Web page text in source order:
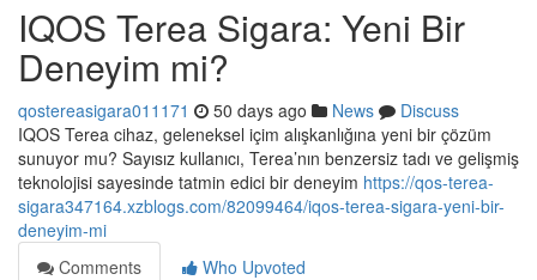
IQOS Terea Sigara: Yeni Bir
Deneyim mi?
qostereasigara011171 50 days ago News
Discuss
IQOS Terea cihaz, geleneksel içim alışkanlığına yeni bir çözüm
sunuyor mu? Sayısız kullanıcı, Terea’nın benzersiz tadı ve gelişmiş
teknolojisi sayesinde tatmin edici bir deneyim https://qos-terea-
sigara347164.xzblogs.com/82099464/iqos-terea-sigara-yeni-bir-
deneyim-mi
Comments
Who Upvoted